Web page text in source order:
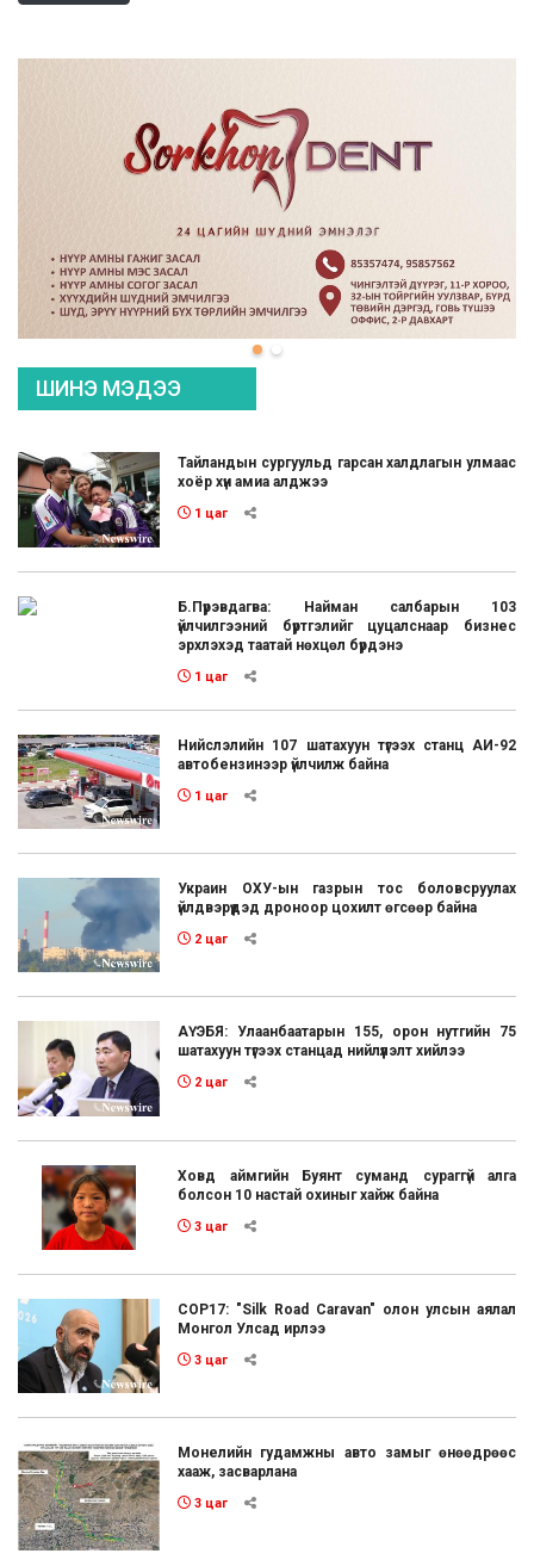
ШИНЭ МЭДЭЭ
Тайландын сургуульд гарсан халдлагын улмаас
хоёр хүн амиа алджээ
1 цаг
Б.Пүрэвдагва: Найман салбарын 103
үйлчилгээний бүртгэлийг цуцалснаар бизнес
эрхлэхэд таатай нөхцөл бүрдэнэ
1 цаг
Нийслэлийн 107 шатахуун түгээх станц АИ-92
автобензинээр үйлчилж байна
1 цаг
Украин ОХУ-ын газрын тос боловсруулах
үйлдвэрүүдэд дроноор цохилт өгсөөр байна
2 цаг
АҮЭБЯ: Улаанбаатарын 155, орон нутгийн 75
шатахуун түгээх станцад нийлүүлэлт хийлээ
2 цаг
Ховд аймгийн Буянт суманд сураггүй алга
болсон 10 настай охиныг хайж байна
3 цаг
COP17: "Silk Road Caravan" олон улсын аялал
Монгол Улсад ирлээ
3 цаг
Монелийн гудамжны авто замыг өнөөдрөөс
хааж, засварлана
3 цаг